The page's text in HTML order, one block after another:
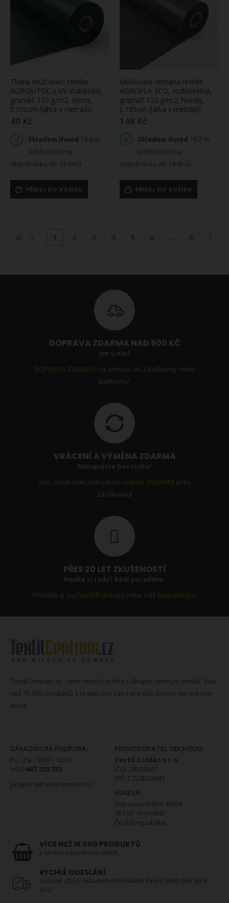
Tkaná mulčovací textilie
AGROJUTEX, s UV stabilizací,
gramáž 100 g/m2, černá,
š.105cm (látka v metráži)
40 Kč
Skladem ihned 19.4 m
(větší počet na
objednávku do 14 dnů)
PŘIDEJ DO KOŠÍKU
Mulčovací netkaná textilie
AGROPLA ECO, rozložitelná,
gramáž 120 g/m2, hnědá,
š.165cm (látka v metráži)
148 Kč
Skladem ihned 19.2 m
(větší počet na
objednávku do 14 dnů)
PŘIDEJ DO KOŠÍKU
DOPRAVA ZDARMA NAD 500 KČ
Jen u nás!
DOPRAVA ZDARMA na adresu, do Zásilkovny nebo
Balíkovny!
VRÁCENÍ A VÝMĚNA ZDARMA
Nakupujete bez rizika!
Ano, zboží nám jednoduševrátíte ZDARMA přes
Zásilkovnu!
PŘES 20 LET ZKUŠENOSTÍ
Nevíte si rady? Rádi poradíme.
Přečtěte si nejčastější dotazy nebo nás kontaktujte!
TextilCentrum.cz - internetové online nákupní centrum textilu. Více
než 15 000 produktů z textilu pro Vás i pro Váš domov na jednom
místě.
ZÁKAZNICKÁ PODPORA:
Po - Pá / 8:00 - 16:00
+420 607 233 332
podpora@textilcentrum.cz
PROVOZOVATEL OBCHODU:
Textil Soldán s.r.o.
IČO: 28333641
DIČ: CZ28333641
ADRESA:
Vejvanovského 469/8
767 01 Kroměříž
Česká republika
VÍCE NEŽ 15 000 PRODUKTŮ
z textilu na jednom místě
RYCHLÉ ODESLÁNÍ
kusové zboží skladem odesíláme ihned, metráže do 4
dnů